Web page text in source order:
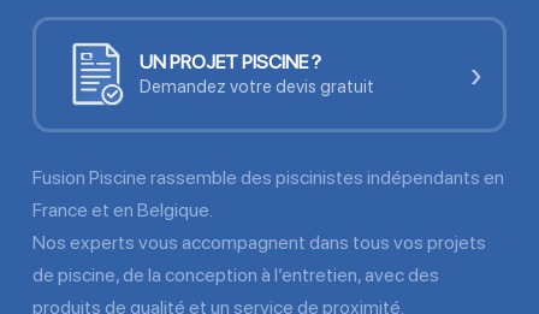
UN PROJET PISCINE ?
Demandez votre devis gratuit ›
Fusion Piscine rassemble des piscinistes indépendants en
France et en Belgique.
Nos experts vous accompagnent dans tous vos projets
de piscine, de la conception à l’entretien, avec des
produits de qualité et un service de proximité.